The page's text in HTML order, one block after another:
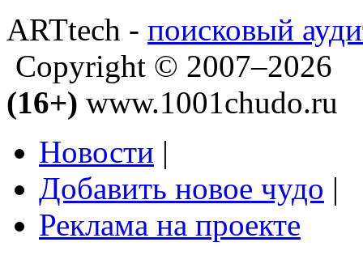
ARTtech - поисковый
Copyright © 2007–2026
(16+) www.1001chudo.ru
Новости |
Добавить новое чудо |
Реклама на проекте